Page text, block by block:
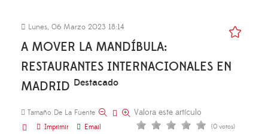
Lunes, 06 Marzo 2023 18:14
A MOVER LA MANDÍBULA:
RESTAURANTES INTERNACIONALES EN
MADRID Destacado
Tamaño De La Fuente
Imprimir
Email
Valora este artículo
(0 votos)